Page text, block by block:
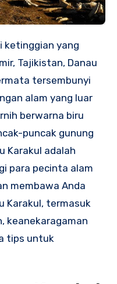
ketinggian yang
Tajikistan, Danau
tersembunyi
alam yang luar
berwarna biru
puncak gunung
Karakul adalah
para pecinta alam
membawa Anda
Karakul, termasuk
keanekaragaman
tips untuk